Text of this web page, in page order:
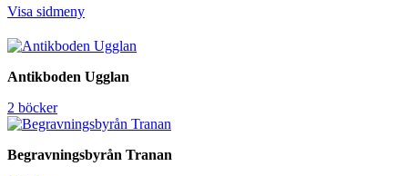
Visa sidmeny
Antikboden Ugglan
2 böcker
Begravningsbyrån Tranan